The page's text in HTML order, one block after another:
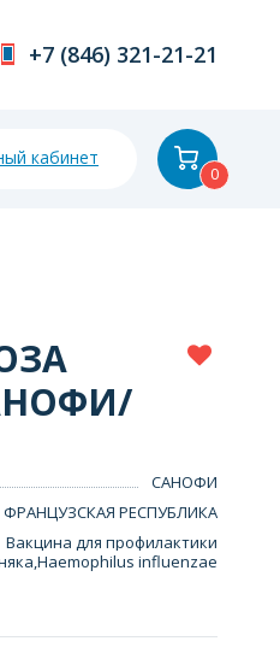
+7 (846) 321-21-21
кабинет
0
САНОФИ
ФРАНЦУЗСКАЯ РЕСПУБЛИКА
Вакцина для профилактики
influenzae